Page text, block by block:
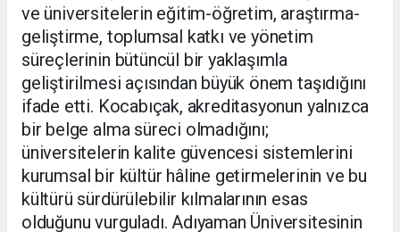
ve üniversitelerin eğitim-öğretim, araştırma-
geliştirme, toplumsal katkı ve yönetim
süreçlerinin bütüncül bir yaklaşımla
geliştirilmesi açısından büyük önem taşıdığını
ifade etti. Kocabıçak, akreditasyonun yalnızca
bir belge alma süreci olmadığını;
üniversitelerin kalite güvencesi sistemlerini
kurumsal bir kültür hâline getirmelerinin ve bu
kültürü sürdürülebilir kılmalarının esas
olduğunu vurguladı. Adıyaman Üniversitesinin